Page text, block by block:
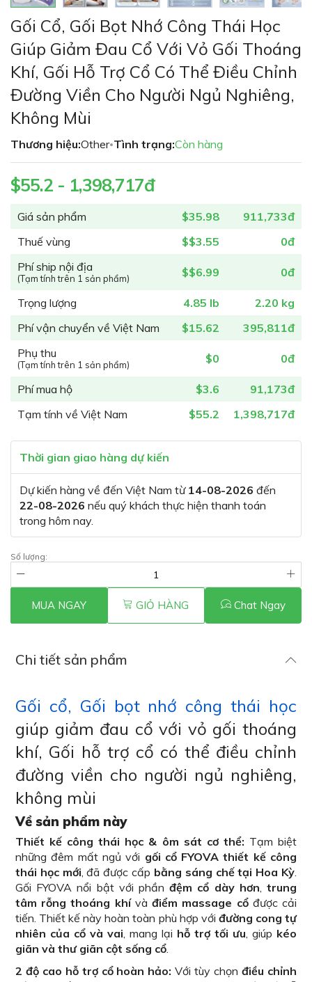
Chuyển
đến
phần
của
thư
hình
ảnh
Gối Cổ, Gối Bọt Nhớ Công Thái Học
Giúp Giảm Đau Cổ Với Vỏ Gối Thoáng
Khí, Gối Hỗ Trợ Cổ Có Thể Điều Chỉnh
Đường Viền Cho Người Ngủ Nghiêng,
Không Mùi
Thương hiệu:Other•Tình trạng:Còn hàng
Giá sản phẩm $35.98
911,733đ
Thuế vùng
$$3.55
0đ
Phí ship nội địa
(Tạm tính trên 1 sản phẩm) $$6.99 0đ
Trọng lượng 4.85 lb
2.20 kg
Phí vận chuyển về Việt Nam
$15.62
395,811đ
Phụ thu
(Tạm tính trên 1 sản phẩm) $0 0đ
Phí mua hộ $3.6
91,173đ
Tạm tính về Việt Nam
$55.2 1,398,717đ
$55.2 - 1,398,717đ
Thời gian giao hàng dự kiến
Dự kiến hàng về đến Việt Nam từ 14-08-2026 đến
22-08-2026 nếu quý khách thực hiện thanh toán
trong hôm nay.
Số lượng:
MUA NGAY GIỎ HÀNG Chat Ngay
Chi tiết sản phẩm
Gối cổ, Gối bọt nhớ công thái học
giúp giảm đau cổ với vỏ gối thoáng
khí, Gối hỗ trợ cổ có thể điều chỉnh
đường viền cho người ngủ nghiêng,
không mùi
Về sản phẩm này
Thiết kế công thái học & ôm sát cơ thể: Tạm biệt
những đêm mất ngủ với gối cổ FYOVA thiết kế công
thái học mới , đã được cấp bằng sáng chế tại Hoa Kỳ
Gối FYOVA nổi bật với phầnđệm cổ dày hơn ,trung
tâm rỗng thoáng khívàđiểm massage cổđược cải
tiến. Thiết kế này hoàn toàn phù hợp với đường cong tự
nhiên của cổ và vai , mang lại hỗ trợ tối ưu , giúp kéo
giãn và thư giãn cột sống cổ
2 độ cao hỗ trợ cổ hoàn hảo: Với tùy chọnđiều chỉnh